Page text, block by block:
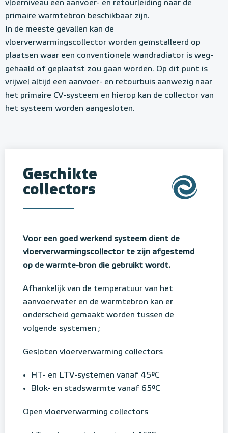
vloerniveau een aanvoer- en retourleiding naar de
primaire warmtebron beschikbaar zijn.
In de meeste gevallen kan de
vloerverwarmingscollector worden geïnstalleerd op
plaatsen waar een conventionele wandradiator is weg-
gehaald of geplaatst zou gaan worden. Op dit punt is
vrijwel altijd een aanvoer- en retourbuis aanwezig naar
het primaire CV-systeem en hierop kan de collector van
het systeem worden aangesloten.
Geschikte
collectors
Voor een goed werkend systeem dient de
vloerverwarmingscollector te zijn afgestemd
op de warmte-bron die gebruikt wordt.
Afhankelijk van de temperatuur van het
aanvoerwater en de warmtebron kan er
onderscheid gemaakt worden tussen de
volgende systemen ;
Gesloten vloerverwarming collectors
HT- en LTV-systemen vanaf 45°C
Blok- en stadswarmte vanaf 65°C
Open vloerverwarming collectors